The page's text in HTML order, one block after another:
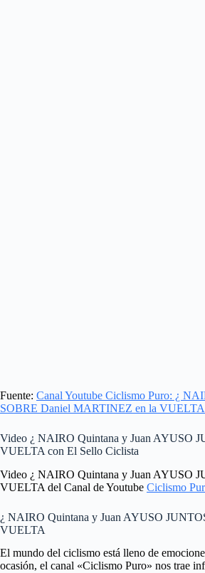
Fuente: Canal Youtube Ciclismo Puro: ¿
SOBRE Daniel MARTINEZ en la VUELTA
Video ¿ NAIRO Quintana y Juan AYUSO
VUELTA con El Sello Ciclista
Video ¿ NAIRO Quintana y Juan AYUSO
VUELTA del Canal de Youtube Ciclismo
¿ NAIRO Quintana y Juan AYUSO
VUELTA
El mundo del ciclismo está lleno de
ocasión, el canal «Ciclismo Puro» nos trae